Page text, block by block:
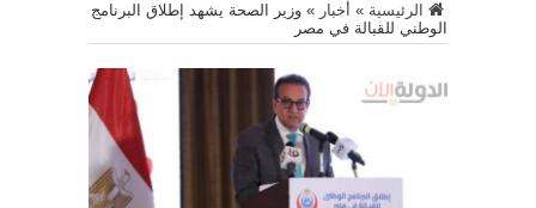
الرئيسية » أخبار » وزير الصحة يشهد إطلاق البرنامج
الوطني للقبالة في مصر